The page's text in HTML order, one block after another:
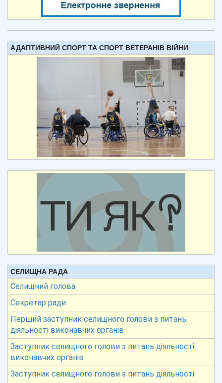
АДАПТИВНИЙ СПОРТ ТА СПОРТ ВЕТЕРАНІВ ВІЙНИ
СЕЛИЩНА РАДА
Селищний голова
Секретар ради
Перший заступник селищного голови з питань
діяльності виконавчих органів
Заступник селищного голови з питань діяльності
виконавчих органів
Заступник селищного голови з питань діяльності